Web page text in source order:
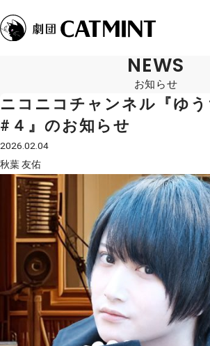
NEWS
お知らせ
ニコニコチャンネル『ゆ
#４』のお知らせ
2026.02.04
秋葉 友佑